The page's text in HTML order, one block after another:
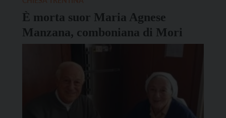
È morta suor Maria Agnese
Manzana, comboniana di Mori